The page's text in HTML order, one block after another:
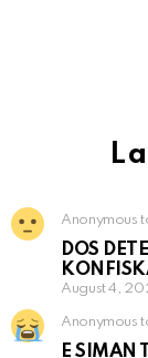
Anonymous
DOS
August 4,
Anonymous
E SIMAN